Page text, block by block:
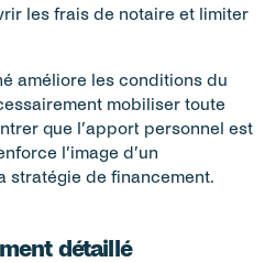
les frais de notaire et limiter
améliore les conditions du
mobiliser toute
que l’apport personnel est
l’image d’un
stratégie de financement.
détaillé